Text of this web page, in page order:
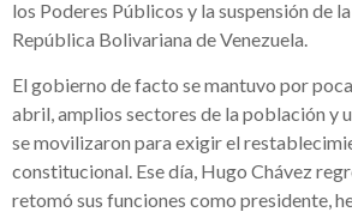
los Poderes Públicos y la suspensión de
República Bolivariana de Venezuela.
El gobierno de facto se mantuvo por
abril, amplios sectores de la población y
se movilizaron para exigir el
constitucional. Ese día, Hugo Chávez
retomó sus funciones como presidente,